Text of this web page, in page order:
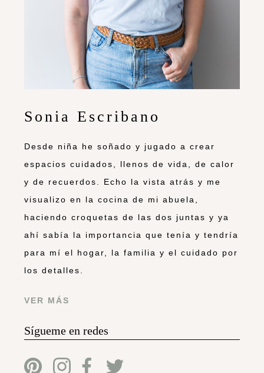
Sonia Escribano
Desde niña he soñado y jugado a crear
espacios cuidados, llenos de vida, de calor
y de recuerdos. Echo la vista atrás y me
visualizo en la cocina de mi abuela,
haciendo croquetas de las dos juntas y ya
ahí sabía la importancia que tenía y tendría
para mí el hogar, la familia y el cuidado por
los detalles.
VER MÁS
Sígueme en redes